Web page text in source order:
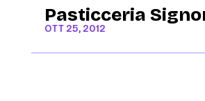
Pasticceria
OTT 25, 2012